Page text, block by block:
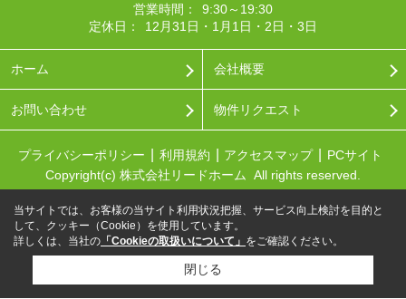
営業時間：
9:30～19:30
定休日：
12月31日・1月1日・2日・3日
ホーム 会社概要
お問い合わせ 物件リクエスト
プライバシーポリシー 利用規約 アクセスマップ
PCサイト
Copyright(c) 株式会社リードホーム All rights reserved.
当サイトでは、お客様の当サイト利用状況把握、サービス向上検討を目的と
して、クッキー（Cookie）を使用しています。
詳しくは、当社の 「Cookieの取扱いについて」 をご確認ください。
閉じる